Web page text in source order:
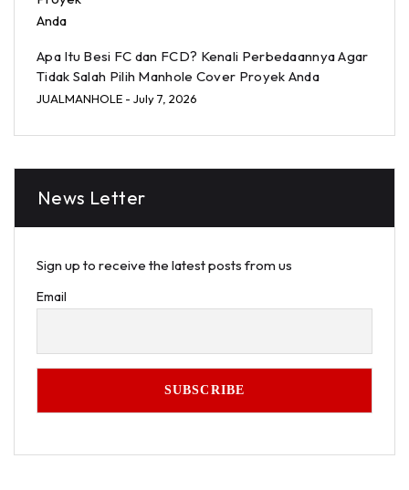
Apa Itu Besi FC dan FCD? Kenali Perbedaannya Agar
Tidak Salah Pilih Manhole Cover Proyek Anda
JUALMANHOLE - July 7, 2026
News Letter
Sign up to receive the latest posts from us
Email